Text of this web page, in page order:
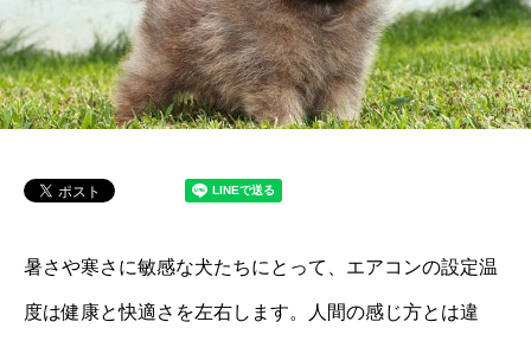
暑さや寒さに敏感な犬たちにとって、エアコンの設定温
度は健康と快適さを左右します。人間の感じ方とは違